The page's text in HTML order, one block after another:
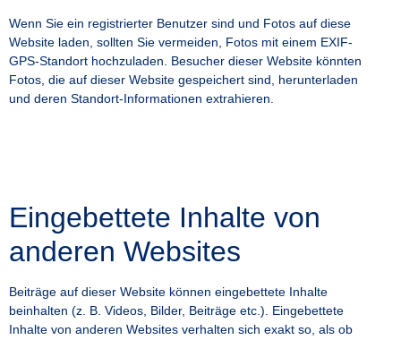
Wenn Sie ein registrierter Benutzer sind und Fotos auf diese
Website laden, sollten Sie vermeiden, Fotos mit einem EXIF-
GPS-Standort hochzuladen. Besucher dieser Website könnten
Fotos, die auf dieser Website gespeichert sind, herunterladen
und deren Standort-Informationen extrahieren.
Eingebettete Inhalte von
anderen Websites
Beiträge auf dieser Website können eingebettete Inhalte
beinhalten (z. B. Videos, Bilder, Beiträge etc.). Eingebettete
Inhalte von anderen Websites verhalten sich exakt so, als ob